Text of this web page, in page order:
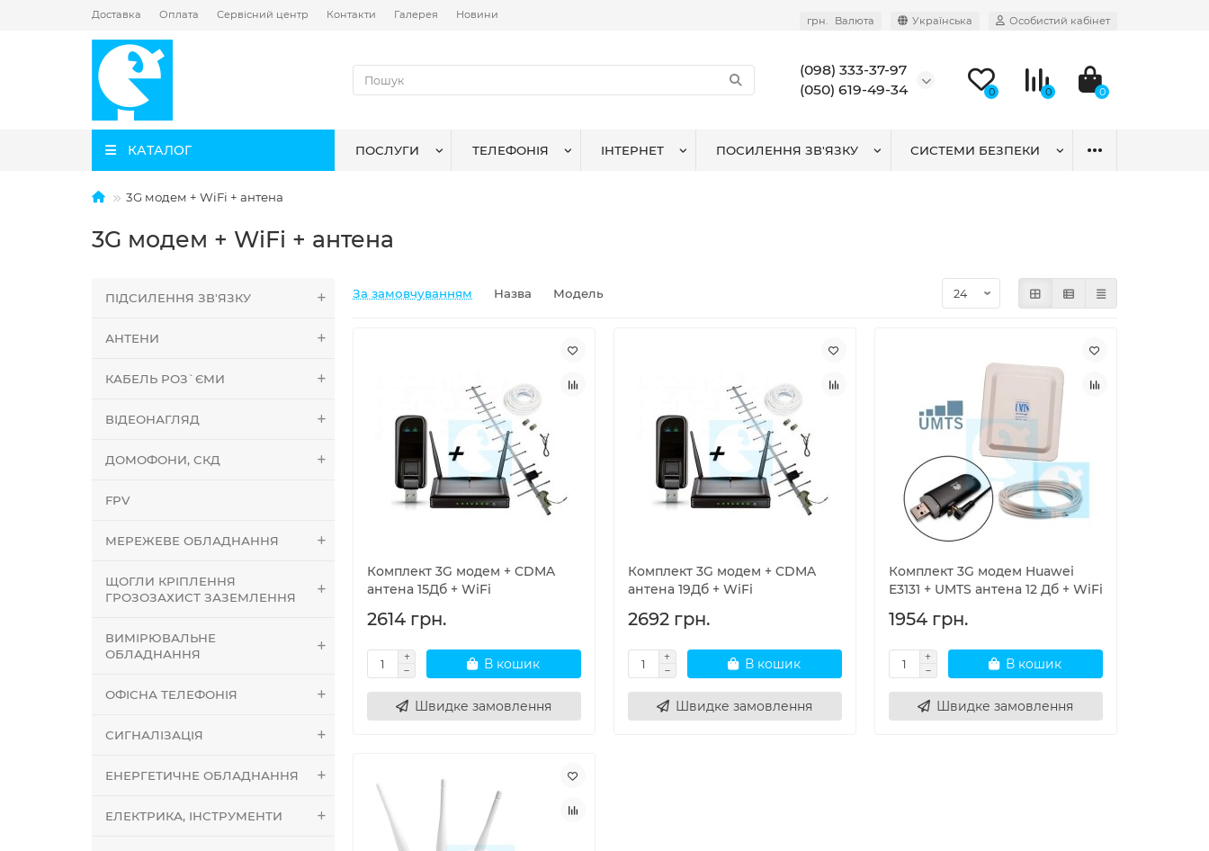
Доставка Оплата Сервісний центр Контакти Галерея Новини грн. Валюта Українська Особистий кабінет
(098) 333-37-97
(050) 619-49-34
0 0 0
КАТАЛОГ ПОСЛУГИ ТЕЛЕФОНІЯ ІНТЕРНЕТ ПОСИЛЕННЯ ЗВ'ЯЗКУ СИСТЕМИ БЕЗПЕКИ
3G модем + WiFi + антена
3G модем + WiFi + антена
ПІДСИЛЕННЯ ЗВ'ЯЗКУ
АНТЕНИ
КАБЕЛЬ РОЗ`ЄМИ
ВІДЕОНАГЛЯД
ДОМОФОНИ, СКД
FPV
МЕРЕЖЕВЕ ОБЛАДНАННЯ
ЩОГЛИ КРІПЛЕННЯ
ГРОЗОЗАХИСТ ЗАЗЕМЛЕННЯ
ВИМІРЮВАЛЬНЕ
ОБЛАДНАННЯ
ОФІСНА ТЕЛЕФОНІЯ
СИГНАЛІЗАЦІЯ
ЕНЕРГЕТИЧНЕ ОБЛАДНАННЯ
ЕЛЕКТРИКА, ІНСТРУМЕНТИ
За замовчуванням Назва Модель
Комплект 3G модем + CDMA
антена 15Дб + WiFi
2614 грн.
В кошик
Швидке замовлення
Комплект 3G модем + CDMA
антена 19Дб + WiFi
2692 грн.
В кошик
Швидке замовлення
Комплект 3G модем Huawei
E3131 + UMTS антена 12 Дб + WiFi
1954 грн.
В кошик
Швидке замовлення